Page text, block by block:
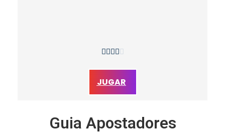
    
JUGAR
Guia Apostadores